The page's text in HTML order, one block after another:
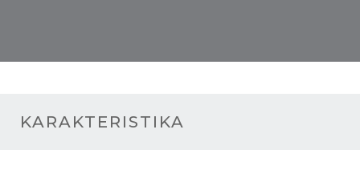
KARAKTERISTIKA